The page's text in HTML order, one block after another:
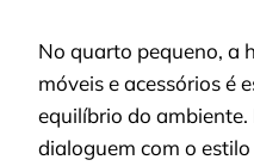
No quarto pequeno, a
móveis e acessórios é
equilíbrio do
dialoguem com o